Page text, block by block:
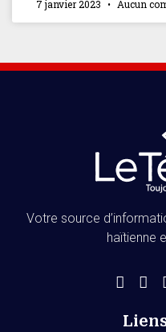
7 janvier 2023 Aucun
Votre source
haïtienne